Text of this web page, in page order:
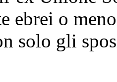
ebrei o
solo gli